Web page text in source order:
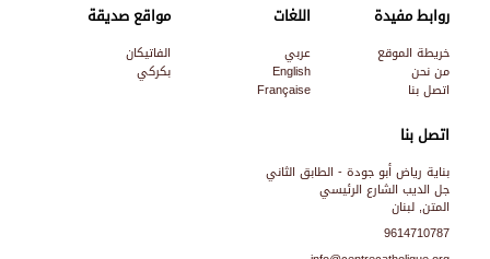
اتصل بنا
بناية رياض أبو جودة - الطابق الثاني
جل الديب الشارع الرئيسي
المتن, لبنان
9614710787
روابط مفيدة
خريطة الموقع
من نحن
اتصل بنا
اللغات
عربي
English
Française
مواقع صديقة
الفاتيكان
بكركي